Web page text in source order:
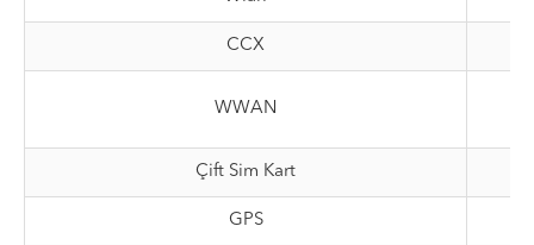
CCX
WWAN
Çift Sim Kart
GPS